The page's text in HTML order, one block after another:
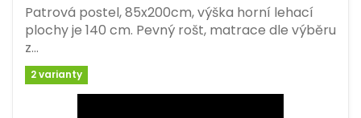
Patrová postel, 85x200cm, výška horní lehací
plochy je 140 cm. Pevný rošt, matrace dle výběru
z…
2 varianty